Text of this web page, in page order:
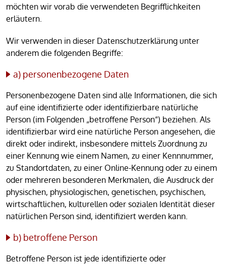
möchten wir vorab die verwendeten Begrifflichkeiten
erläutern.
Wir verwenden in dieser Datenschutzerklärung unter
anderem die folgenden Begriffe:
a) personenbezogene Daten
Personenbezogene Daten sind alle Informationen, die sich
auf eine identifizierte oder identifizierbare natürliche
Person (im Folgenden „betroffene Person“) beziehen. Als
identifizierbar wird eine natürliche Person angesehen, die
direkt oder indirekt, insbesondere mittels Zuordnung zu
einer Kennung wie einem Namen, zu einer Kennnummer,
zu Standortdaten, zu einer Online-Kennung oder zu einem
oder mehreren besonderen Merkmalen, die Ausdruck der
physischen, physiologischen, genetischen, psychischen,
wirtschaftlichen, kulturellen oder sozialen Identität dieser
natürlichen Person sind, identifiziert werden kann.
b) betroffene Person
Betroffene Person ist jede identifizierte oder